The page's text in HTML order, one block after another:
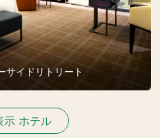
サイドリトリート
示 ホテル